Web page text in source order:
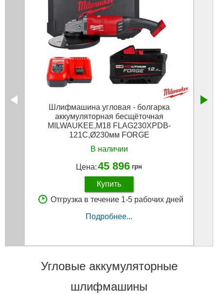
Шлифмашина угловая - болгарка
аккумуляторная бесщёточная
MILWAUKEE,M18 FLAG230XPDB-
121C,Ø230мм FORGE
В наличии
Цена:45 896 грн
Купить
Отгрузка в течение 1-5 рабочих дней
Подробнее...
Угловые аккумуляторные
шлифмашины